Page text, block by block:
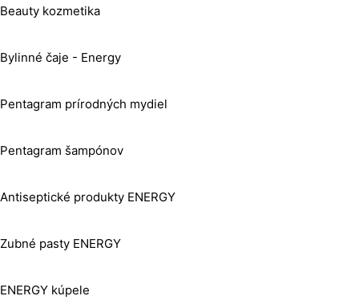
Beauty kozmetika
Bylinné čaje - Energy
Pentagram prírodných mydiel
Pentagram šampónov
Antiseptické produkty ENERGY
Zubné pasty ENERGY
ENERGY kúpele